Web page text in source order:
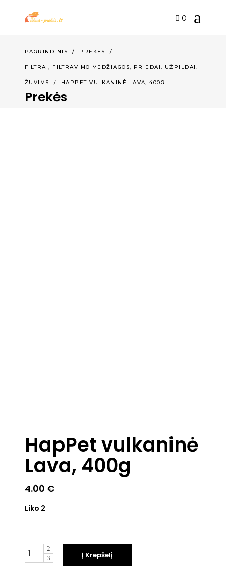
0
PAGRINDINIS / PREKĖS /
FILTRAI, FILTRAVIMO MEDŽIAGOS, PRIEDAI, UŽPILDAI ,
ŽUVIMS / HAPPET VULKANINĖ LAVA, 400G
Prekės
HapPet vulkaninė
Lava, 400g
4.00 €
Liko 2
Kiekis
Į Krepšelį